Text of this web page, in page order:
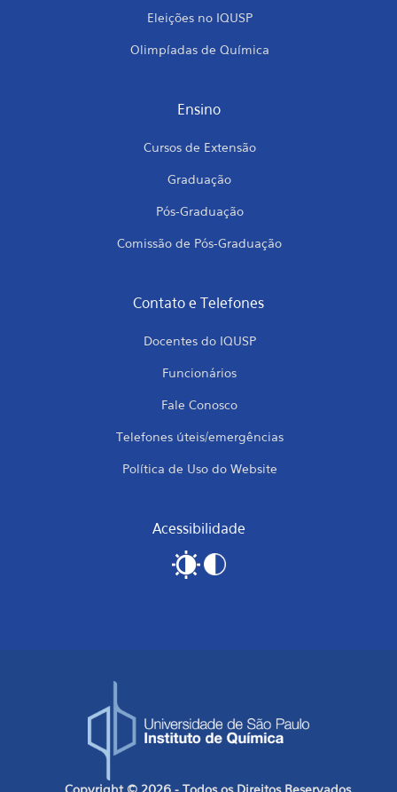
Eleições no IQUSP
Olimpíadas de Química
Ensino
Cursos de Extensão
Graduação
Pós-Graduação
Comissão de Pós-Graduação
Contato e Telefones
Docentes do IQUSP
Funcionários
Fale Conosco
Telefones úteis/emergências
Política de Uso do Website
Acessibilidade
Copyright © 2026 - Todos os Direitos Reservados